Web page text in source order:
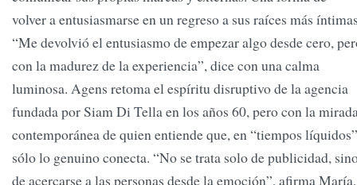
volver a entusiasmarse en un regreso a sus raíces más
“Me devolvió el entusiasmo de empezar algo desde cero,
con la madurez de la experiencia”, dice con una calma
luminosa. Agens retoma el espíritu disruptivo de la agencia
fundada por Siam Di Tella en los años 60, pero con la
contemporánea de quien entiende que, en “tiempos
sólo lo genuino conecta. “No se trata solo de publicidad,
de acercarse a las personas desde la emoción”, afirma María,